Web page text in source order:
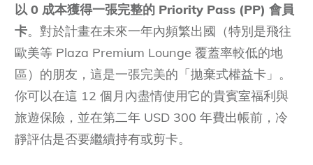
以 0 成本獲得一張完整的 Priority Pass (PP) 會員
卡。對於計畫在未來一年內頻繁出國（特別是飛往
歐美等 Plaza Premium Lounge 覆蓋率較低的地
區）的朋友，這是一張完美的「拋棄式權益卡」。
你可以在這 12 個月內盡情使用它的貴賓室福利與
旅遊保險，並在第二年 USD 300 年費出帳前，冷
靜評估是否要繼續持有或剪卡。